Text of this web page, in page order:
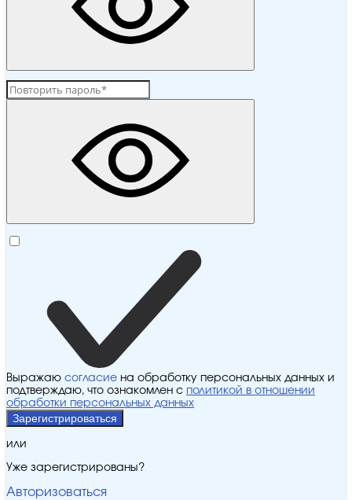
Выражаю согласие на обработку персональных данных и
подтверждаю, что ознакомлен с политикой в отношении
обработки персональных данных
Зарегистрироваться
или
Уже зарегистрированы?
Авторизоваться